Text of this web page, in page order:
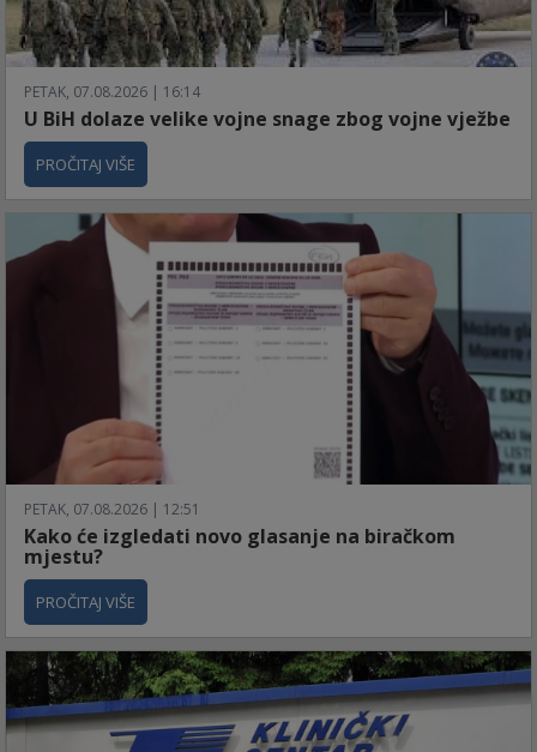
PETAK, 07.08.2026 | 16:14
U BiH dolaze velike vojne snage zbog vojne vježbe
PROČITAJ VIŠE
PETAK, 07.08.2026 | 12:51
Kako će izgledati novo glasanje na biračkom
mjestu?
PROČITAJ VIŠE